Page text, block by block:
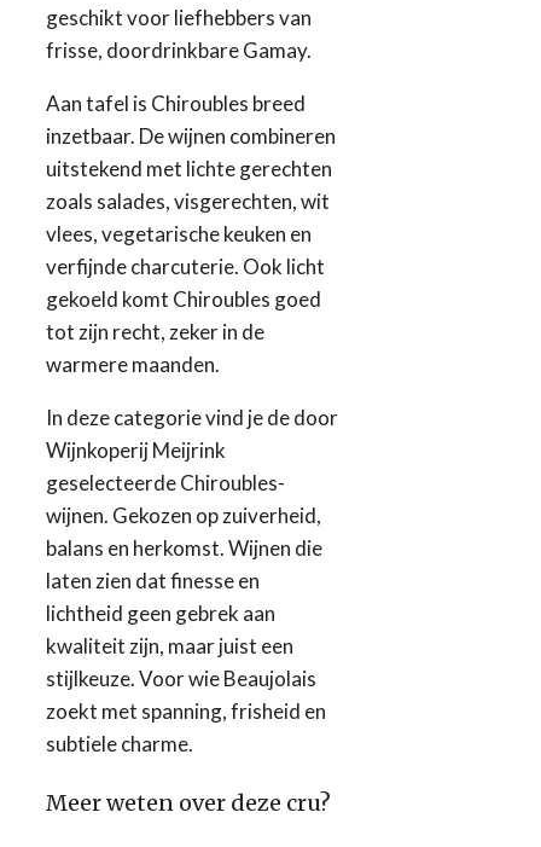
geschikt voor liefhebbers van
frisse, doordrinkbare Gamay.
Aan tafel is Chiroubles breed
inzetbaar. De wijnen combineren
uitstekend met lichte gerechten
zoals salades, visgerechten, wit
vlees, vegetarische keuken en
verfijnde charcuterie. Ook licht
gekoeld komt Chiroubles goed
tot zijn recht, zeker in de
warmere maanden.
In deze categorie vind je de door
Wijnkoperij Meijrink
geselecteerde Chiroubles-
wijnen. Gekozen op zuiverheid,
balans en herkomst. Wijnen die
laten zien dat finesse en
lichtheid geen gebrek aan
kwaliteit zijn, maar juist een
stijlkeuze. Voor wie Beaujolais
zoekt met spanning, frisheid en
subtiele charme.
Meer weten over deze cru?